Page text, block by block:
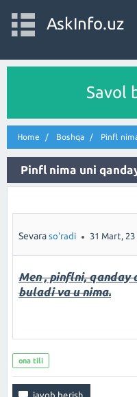
AskInfo.uz
Savol
Home Boshqa Pinfl
Pinfl nima uni
Sevara so'radi 31 Mart, 23
Men , pinflni, qanday
buladi va u nima.
ona tili